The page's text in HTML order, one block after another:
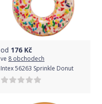
od 176 Kč
ve 8 obchodech
Intex 56263 Sprinkle Donut